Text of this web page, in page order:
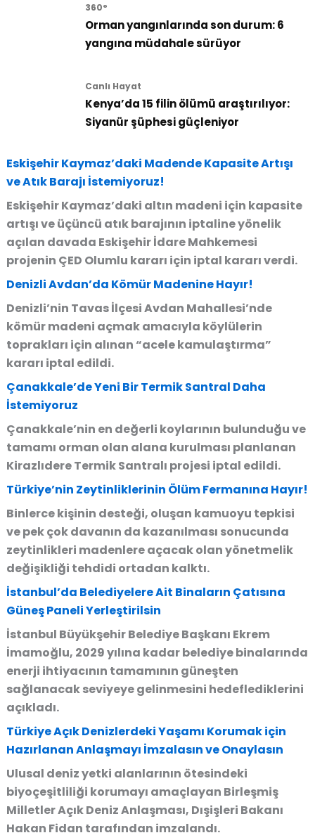
360°
Orman yangınlarında son durum: 6
yangına müdahale sürüyor
Canlı Hayat
Kenya’da 15 filin ölümü araştırılıyor:
Siyanür şüphesi güçleniyor
Eskişehir Kaymaz’daki Madende Kapasite Artışı
ve Atık Barajı İstemiyoruz!
Eskişehir Kaymaz’daki altın madeni için kapasite
artışı ve üçüncü atık barajının iptaline yönelik
açılan davada Eskişehir İdare Mahkemesi
projenin ÇED Olumlu kararı için iptal kararı verdi.
Denizli Avdan’da Kömür Madenine Hayır!
Denizli’nin Tavas İlçesi Avdan Mahallesi’nde
kömür madeni açmak amacıyla köylülerin
toprakları için alınan “acele kamulaştırma”
kararı iptal edildi.
Çanakkale’de Yeni Bir Termik Santral Daha
İstemiyoruz
Çanakkale’nin en değerli koylarının bulunduğu ve
tamamı orman olan alana kurulması planlanan
Kirazlıdere Termik Santralı projesi iptal edildi.
Türkiye’nin Zeytinliklerinin Ölüm Fermanına Hayır!
Binlerce kişinin desteği, oluşan kamuoyu tepkisi
ve pek çok davanın da kazanılması sonucunda
zeytinlikleri madenlere açacak olan yönetmelik
değişikliği tehdidi ortadan kalktı.
İstanbul’da Belediyelere Ait Binaların Çatısına
Güneş Paneli Yerleştirilsin
İstanbul Büyükşehir Belediye Başkanı Ekrem
İmamoğlu, 2029 yılına kadar belediye binalarında
enerji ihtiyacının tamamının güneşten
sağlanacak seviyeye gelinmesini hedeflediklerini
açıkladı.
Türkiye Açık Denizlerdeki Yaşamı Korumak için
Hazırlanan Anlaşmayı İmzalasın ve Onaylasın
Ulusal deniz yetki alanlarının ötesindeki
biyoçeşitliliği korumayı amaçlayan Birleşmiş
Milletler Açık Deniz Anlaşması, Dışişleri Bakanı
Hakan Fidan tarafından imzalandı.